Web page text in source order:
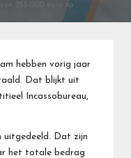
255.000 euro op
hebben vorig jaar
Dat blijkt uit
Incassobureau,
uitgedeeld. Dat zijn
het totale bedrag